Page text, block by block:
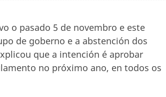
o pasado 5 de novembro e este
de goberno e a abstención dos
que a intención é aprobar
no próximo ano, en todos os